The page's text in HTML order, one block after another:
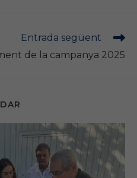
Entrada següent
de la campanya 2025